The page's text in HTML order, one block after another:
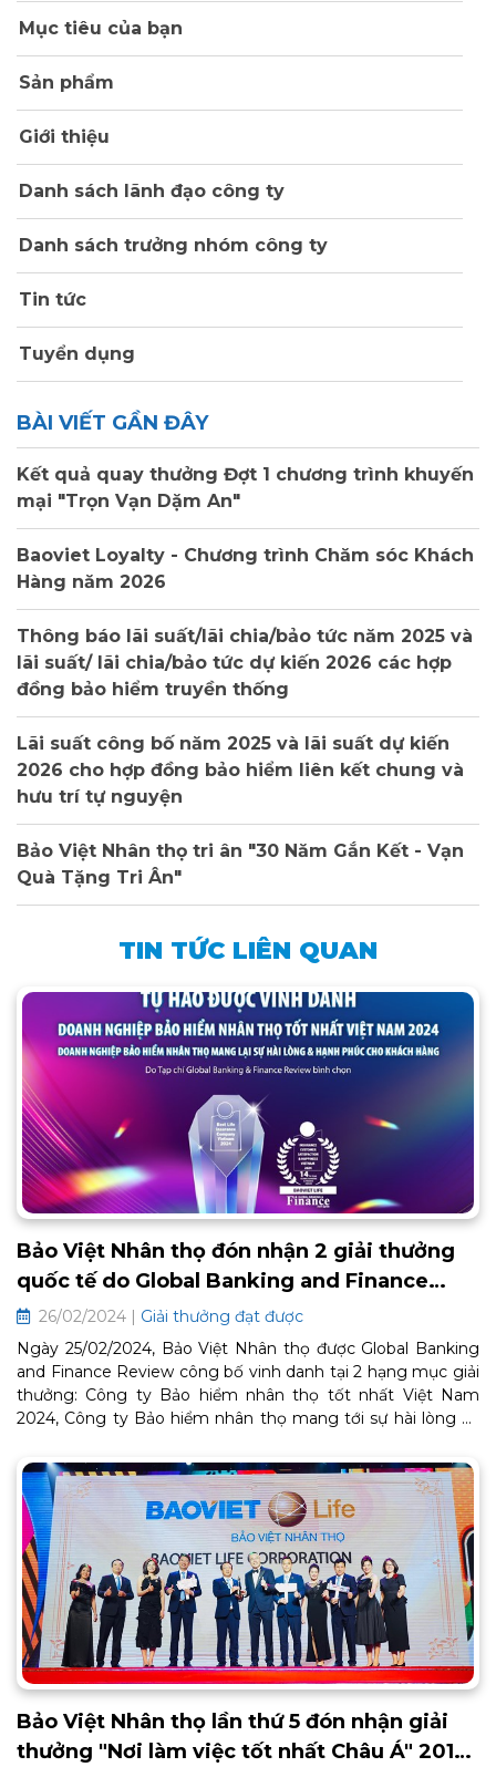
Mục tiêu của bạn
Sản phẩm
Giới thiệu
Danh sách lãnh đạo công ty
Danh sách trưởng nhóm công ty
Tin tức
Tuyển dụng
BÀI VIẾT GẦN ĐÂY
Kết quả quay thưởng Đợt 1 chương trình khuyến
mại "Trọn Vạn Dặm An"
Baoviet Loyalty - Chương trình Chăm sóc Khách
Hàng năm 2026
Thông báo lãi suất/lãi chia/bảo tức năm 2025 và
lãi suất/ lãi chia/bảo tức dự kiến 2026 các hợp
đồng bảo hiểm truyền thống
Lãi suất công bố năm 2025 và lãi suất dự kiến
2026 cho hợp đồng bảo hiểm liên kết chung và
hưu trí tự nguyện
Bảo Việt Nhân thọ tri ân "30 Năm Gắn Kết - Vạn
Quà Tặng Tri Ân"
TIN TỨC LIÊN QUAN
Bảo Việt Nhân thọ đón nhận 2 giải thưởng
quốc tế do Global Banking and Finance
Review bình chọn
26/02/2024 | Giải thưởng đạt được
Ngày 25/02/2024, Bảo Việt Nhân thọ được Global Banking
and Finance Review công bố vinh danh tại 2 hạng mục giải
thưởng: Công ty Bảo hiểm nhân thọ tốt nhất Việt Nam
2024, Công ty Bảo hiểm nhân thọ mang tới sự hài lòng và
Bảo Việt Nhân thọ lần thứ 5 đón nhận giải
thưởng "Nơi làm việc tốt nhất Châu Á" 2018